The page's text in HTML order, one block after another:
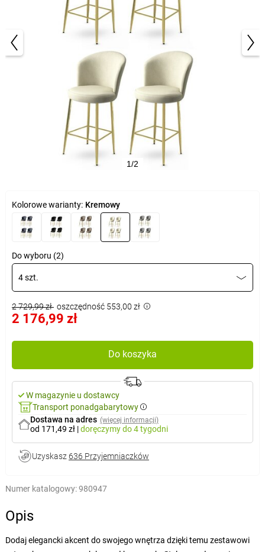
1/2
Kolorowe warianty: Kremowy
Do wyboru (2)
4 szt.
2 729,99 zł oszczędność 553,00 zł
2 176,99 zł
Do koszyka
W magazynie u dostawcy
Transport ponadgabarytowy
Dostawa na adres (więcej informacji)
od 171,49 zł |doręczymydo 4 tygodni
Uzyskasz 636 Przyjemniaczków
Numer katalogowy:980947
Opis
Dodaj elegancki akcent do swojego wnętrza dzięki temu zestawowi